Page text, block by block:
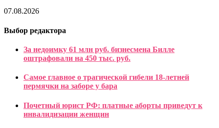
07.08.2026
Выбор редактора
За недоимку 61 млн руб. бизнесмена Билле
оштрафовали на 450 тыс. руб.
Самое главное о трагической гибели 18-летней
пермячки на заборе у бара
Почетный юрист РФ: платные аборты приведут к
инвалидизации женщин